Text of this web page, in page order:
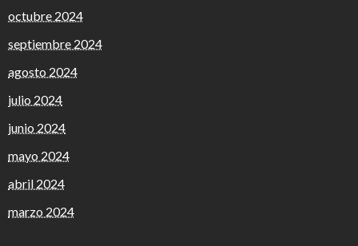
octubre 2024
septiembre 2024
agosto 2024
julio 2024
junio 2024
mayo 2024
abril 2024
marzo 2024